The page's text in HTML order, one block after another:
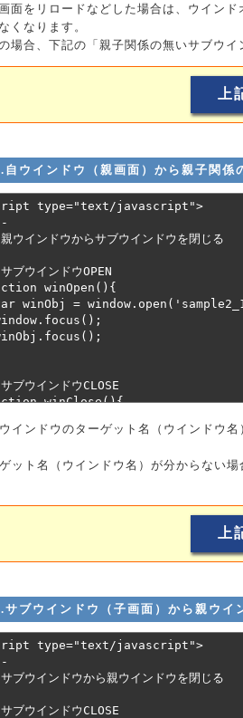
面をリロードなどした場合は、ウイン
くなります。
場合、下記の「親子関係の無いサブウイ
自ウインドウ（親画面）から親子関係
インドウのターゲット名（ウインドウ
ット名（ウインドウ名）が分からない
サブウインドウ（子画面）から親ウイ